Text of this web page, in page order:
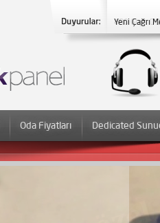
Yeni Çağrı
Oda Fiyatları Dedicated